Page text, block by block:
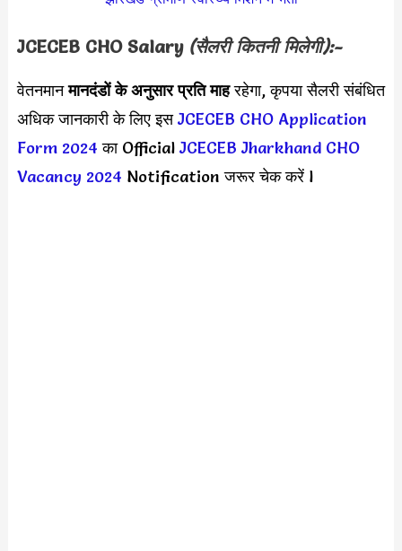
JCECEB CHO Salary (सैलरी कितनी मिलेगी):-
वेतनमानमानदंडों के अनुसारप्रति माहरहेगा, कृपया सैलरी संबंधित
अधिक जानकारी के लिए इसJCECEB CHO Application
Form 2024 का Official JCECEB Jharkhand CHO
Vacancy 2024 Notification जरूर चेक करें l